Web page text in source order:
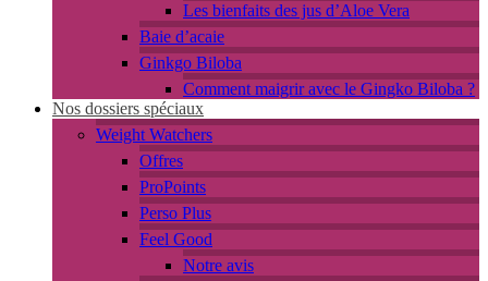
Les bienfaits des jus d’Aloe Vera
Baie d’acaie
Ginkgo Biloba
Comment maigrir avec le Gingko Biloba ?
Nos dossiers spéciaux
Weight Watchers
Offres
ProPoints
Perso Plus
Feel Good
Notre avis